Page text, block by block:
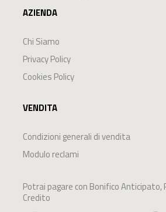
AZIENDA
Chi Siamo
Privacy Policy
Cookies Policy
VENDITA
Condizioni generali di vendita
Modulo reclami
Potrai pagare con Bonifico Anticipato,
Credito